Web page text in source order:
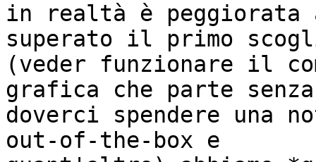
in realtà è peggiorata
superato il primo
(veder funzionare il
grafica che parte senza
doverci spendere una
out-of-the-box e